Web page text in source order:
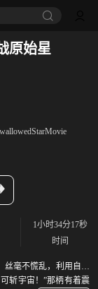
原始星
1小时34分17秒
时间
丝毫不慌乱，利用自己
斩宇宙！”那柄有着震